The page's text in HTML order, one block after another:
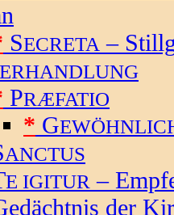
SECRETA –
PRÆFATIO
* G
ANCTUS
E IGITUR –
der